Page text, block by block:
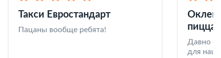
Такси Евростандарт
Пацаны вообще ребята!
пицца
Давно
для